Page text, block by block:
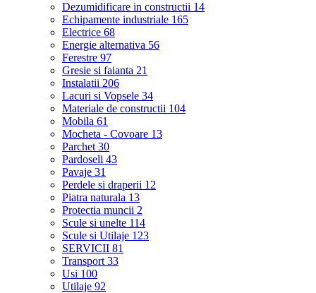
Dezumidificare in constructii 14
Echipamente industriale 165
Electrice 68
Energie alternativa 56
Ferestre 97
Gresie si faianta 21
Instalatii 206
Lacuri si Vopsele 34
Materiale de constructii 104
Mobila 61
Mocheta - Covoare 13
Parchet 30
Pardoseli 43
Pavaje 31
Perdele si draperii 12
Piatra naturala 13
Protectia muncii 2
Scule si unelte 114
Scule si Utilaje 123
SERVICII 81
Transport 33
Usi 100
Utilaje 92